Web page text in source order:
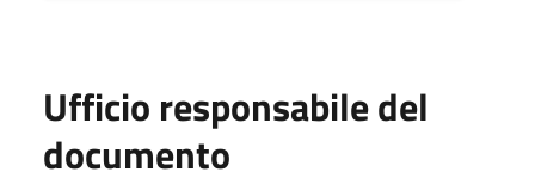
Ufficio responsabile del
documento